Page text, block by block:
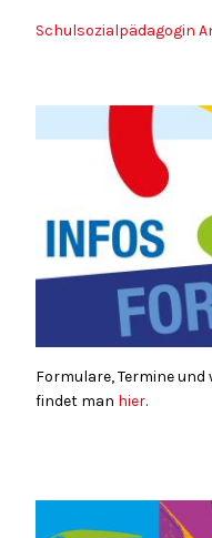
Schulsozialpädagogin
Formulare, Termine
findet man hier.